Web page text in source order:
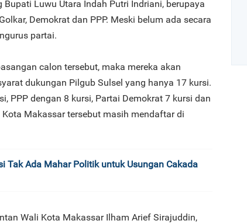
Luwu Utara Indah Putri Indriani, berupaya
Demokrat dan PPP. Meski belum ada secara
partai.
calon tersebut, maka mereka akan
dukungan Pilgub Sulsel yang hanya 17 kursi.
PPP dengan 8 kursi, Partai Demokrat 7 kursi dan
Makassar tersebut masih mendaftar di
Tak Ada Mahar Politik untuk Usungan Cakada
Wali Kota Makassar Ilham Arief Sirajuddin,